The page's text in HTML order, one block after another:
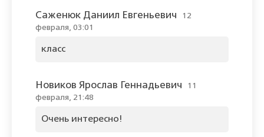
Саженюк Даниил Евгеньевич
12
февраля, 03:01
класс
Новиков Ярослав Геннадьевич
11
февраля, 21:48
Очень интересно!